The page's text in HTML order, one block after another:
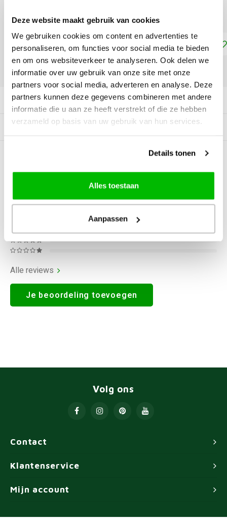
Deze website maakt gebruik van cookies
We gebruiken cookies om content en advertenties te
personaliseren, om functies voor social media te bieden
en om ons websiteverkeer te analyseren. Ook delen we
informatie over uw gebruik van onze site met onze
partners voor social media, adverteren en analyse. Deze
partners kunnen deze gegevens combineren met andere
informatie die u aan ze heeft verstrekt of die ze hebben
verzameld op basis van uw gebruik van hun services.
Details tonen
Alles toestaan
Aanpassen
Maak leuke wenskaarten met Dot and Do
Toevoegen aan winkelwagen
DELEN:
Productomschrijving
Gerelateerde producten
BEOORDELINGEN
Alle reviews
Je beoordeling toevoegen
Contact
Volg ons
Klantenservice
Mijn account